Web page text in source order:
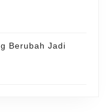
Berubah Jadi